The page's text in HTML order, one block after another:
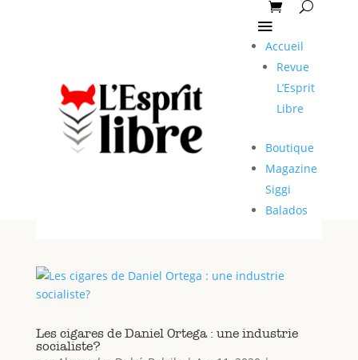
Accueil
Revue
L’Esprit
Libre
Boutique
Magazine
Siggi
Balados
Les cigares de Daniel Ortega : une industrie
socialiste?